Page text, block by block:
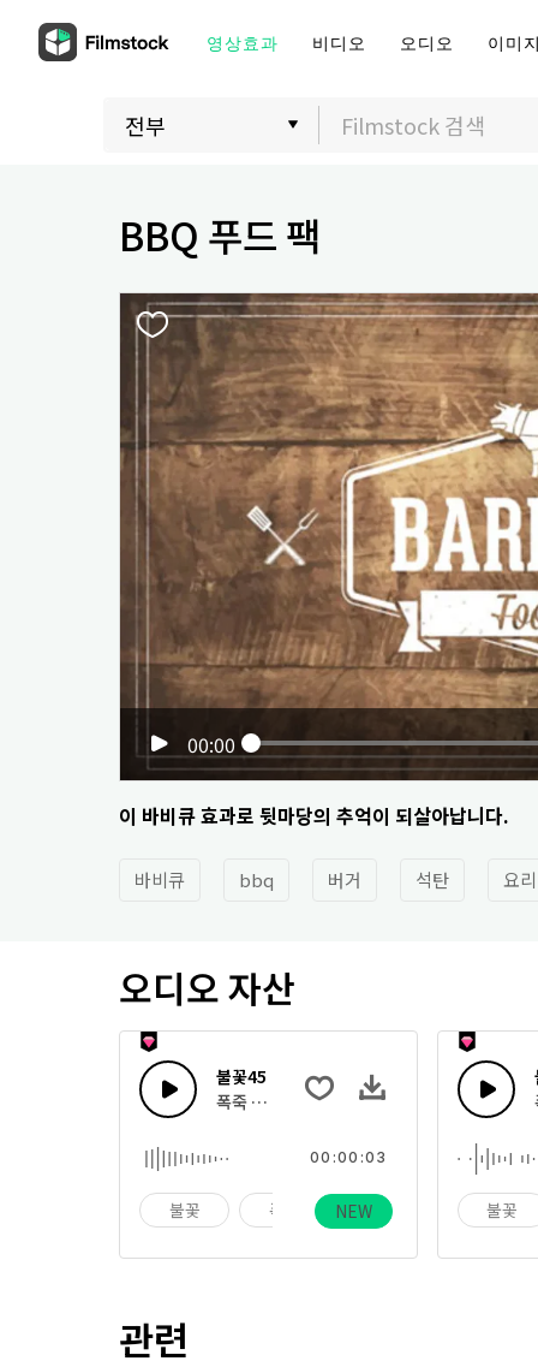
영상효과 비디오 오디오 이미
BBQ 푸드 팩
00:00
이 바비큐 효과로 뒷마당의 추억이 되살아납니다.
바비큐 bbq 버거 석탄 요리
오디오 자산
불꽃45
폭죽 터짐, 플레어, 봇텔로켓, 심지 비춰지는
불꽃 폭죽 휴일
00:00:03
NEW 불꽃
관련